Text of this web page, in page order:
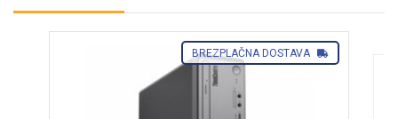
BREZPLAČNA DOSTAVA